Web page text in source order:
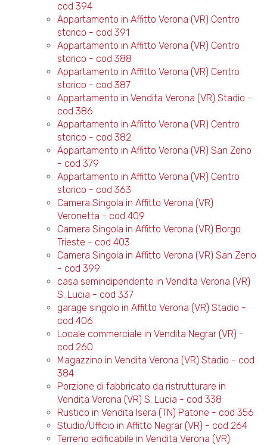
cod 394
Appartamento in Affitto Verona (VR) Centro
storico - cod 391
Appartamento in Affitto Verona (VR) Centro
storico - cod 388
Appartamento in Affitto Verona (VR) Centro
storico - cod 387
Appartamento in Vendita Verona (VR) Stadio -
cod 386
Appartamento in Affitto Verona (VR) Centro
storico - cod 382
Appartamento in Affitto Verona (VR) San Zeno
- cod 379
Appartamento in Affitto Verona (VR) Centro
storico - cod 363
Camera Singola in Affitto Verona (VR)
Veronetta - cod 409
Camera Singola in Affitto Verona (VR) Borgo
Trieste - cod 403
Camera Singola in Affitto Verona (VR) San Zeno
- cod 399
casa semindipendente in Vendita Verona (VR)
S. Lucia - cod 337
garage singolo in Affitto Verona (VR) Stadio -
cod 406
Locale commerciale in Vendita Negrar (VR) -
cod 260
Magazzino in Vendita Verona (VR) Stadio - cod
384
Porzione di fabbricato da ristrutturare in
Vendita Verona (VR) S. Lucia - cod 338
Rustico in Vendita Isera (TN) Patone - cod 356
Studio/Ufficio in Affitto Negrar (VR) - cod 264
Terreno edificabile in Vendita Verona (VR)